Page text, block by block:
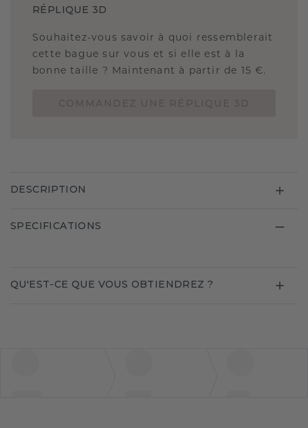
RÉPLIQUE 3D
Souhaitez-vous savoir à quoi ressemblerait
cette bague sur vous et si elle est à la
bonne taille ? Maintenant à partir de 15 €.
DESCRIPTION
SPECIFICATIONS
QU'EST-CE QUE VOUS OBTIENDREZ ?